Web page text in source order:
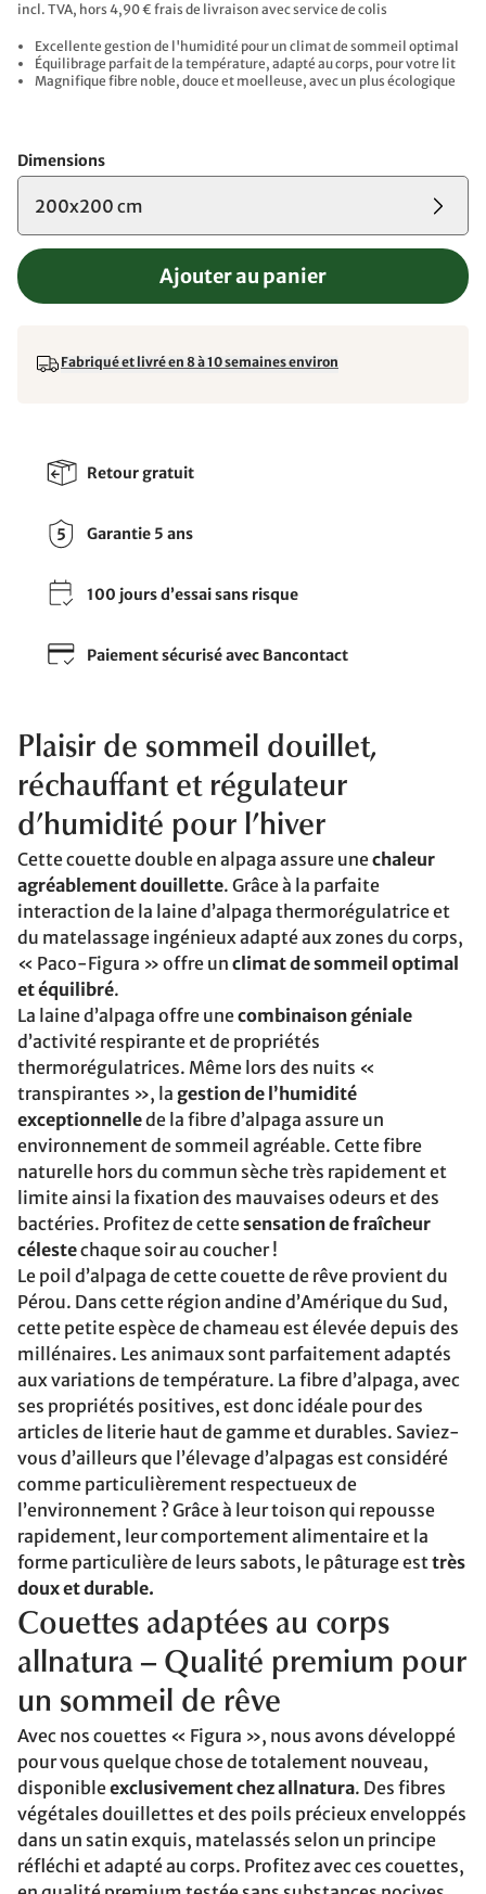
incl. TVA, hors 4,90 € frais de livraison avec service de colis
Excellente gestion de l'humidité pour un climat de sommeil optimal
Équilibrage parfait de la température, adapté au corps, pour votre lit
Magnifique fibre noble, douce et moelleuse, avec un plus écologique
Dimensions
200x200 cm
Ajouter au panier
Fabriqué et livré en 8 à 10 semaines environ
Retour gratuit
Garantie 5 ans
100 jours d’essai sans risque
Paiement sécurisé avec Bancontact
Plaisir de sommeil douillet,
réchauffant et régulateur
d’humidité pour l’hiver
Cette couette double en alpaga assure unechaleur
agréablement douillette. Grâce à la parfaite
interaction de la laine d’alpaga thermorégulatrice et
du matelassage ingénieux adapté aux zones du corps,
« Paco-Figura » offre un climat de sommeil optimal
et équilibré.
La laine d’alpaga offre unecombinaison géniale
d’activité respirante et de propriétés
thermorégulatrices. Même lors des nuits «
transpirantes », la gestion de l’humidité
exceptionnellede la fibre d’alpaga assure un
environnement de sommeil agréable. Cette fibre
naturelle hors du commun sèche très rapidement et
limite ainsi la fixation des mauvaises odeurs et des
bactéries. Profitez de cettesensation de fraîcheur
célestechaque soir au coucher !
Le poil d’alpaga de cette couette de rêve provient du
Pérou. Dans cette région andine d’Amérique du Sud,
cette petite espèce de chameau est élevée depuis des
millénaires. Les animaux sont parfaitement adaptés
aux variations de température. La fibre d’alpaga, avec
ses propriétés positives, est donc idéale pour des
articles de literie haut de gamme et durables. Saviez-
vous d’ailleurs que l’élevage d’alpagas est considéré
comme particulièrement respectueux de
l’environnement ? Grâce à leur toison qui repousse
rapidement, leur comportement alimentaire et la
forme particulière de leurs sabots, le pâturage esttrès
doux et durable.
Couettes adaptées au corps
allnatura – Qualité premium pour
un sommeil de rêve
Avec nos couettes « Figura », nous avons développé
pour vous quelque chose de totalement nouveau,
disponibleexclusivement chez allnatura. Des fibres
végétales douillettes et des poils précieux enveloppés
dans un satin exquis, matelassés selon un principe
réfléchi et adapté au corps. Profitez avec ces couettes,